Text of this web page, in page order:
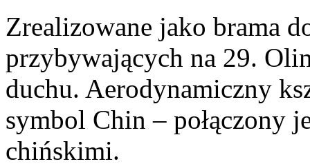
Zrealizowane jako brama
przybywających na 29.
duchu. Aerodynamiczny
symbol Chin – połączony
chińskimi.